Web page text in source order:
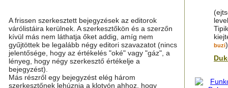
A frissen szerkesztett bejegyzések az editorok
várólistáira kerülnek. A szerkesztőkön és a szerzőn
kívül más nem láthatja őket addig, amíg nem
gyűjtöttek be legalább négy editori szavazatot (nincs
jelentősége, hogy az értékelés "oké" vagy "gáz", a
lényeg, hogy négy szerkesztő értékelje a
bejegyzést).
Más részről egy bejegyzést elég három
szerkesztőnek lehúznia a klotyón ahhoz, hogy
buzi